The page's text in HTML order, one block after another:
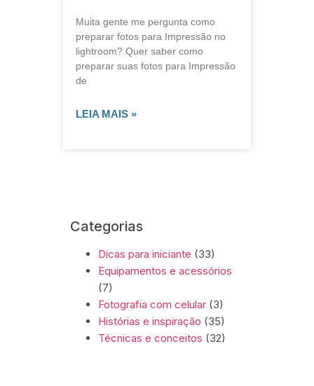
Muita gente me pergunta como
preparar fotos para Impressão no
lightroom? Quer saber como
preparar suas fotos para Impressão
de
LEIA MAIS »
Categorias
Dicas para iniciante (33)
Equipamentos e acessórios
(7)
Fotografia com celular (3)
Histórias e inspiração (35)
Técnicas e conceitos (32)